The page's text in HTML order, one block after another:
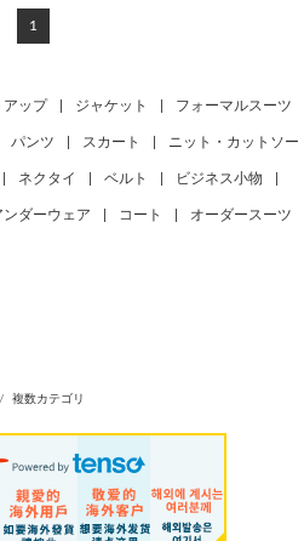
1
アップ ジャケット フォーマルスーツ
パンツ スカート ニット・カットソー
ネクタイ ベルト ビジネス小物
ンダーウェア コート オーダースーツ
複数カテゴリ